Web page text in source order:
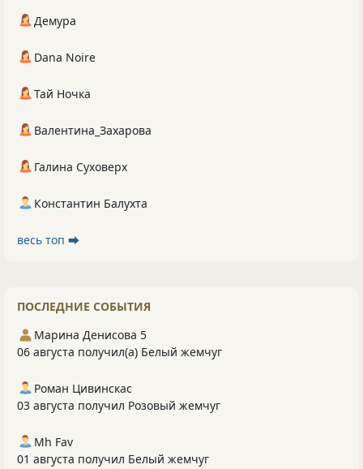
Демура
Dana Noire
Тай Ночка
Валентина_Захарова
Галина Суховерх
Константин Балухта
весь топ ⮕
ПОСЛЕДНИЕ СОБЫТИЯ
Марина Денисова 5
06 августа получил(а) Белый жемчуг
Роман Цивинскас
03 августа получил Розовый жемчуг
Mh Fav
01 августа получил Белый жемчуг